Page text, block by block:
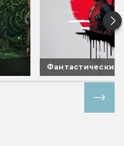
Фантастические